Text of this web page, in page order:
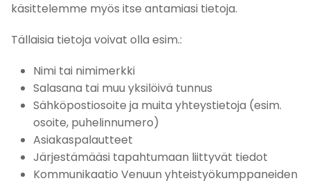
käsittelemme myös itse antamiasi tietoja.
Tällaisia tietoja voivat olla esim.:
Nimi tai nimimerkki
Salasana tai muu yksilöivä tunnus
Sähköpostiosoite ja muita yhteystietoja (esim.
osoite, puhelinnumero)
Asiakaspalautteet
Järjestämääsi tapahtumaan liittyvät tiedot
Kommunikaatio Venuun yhteistyökumppaneiden